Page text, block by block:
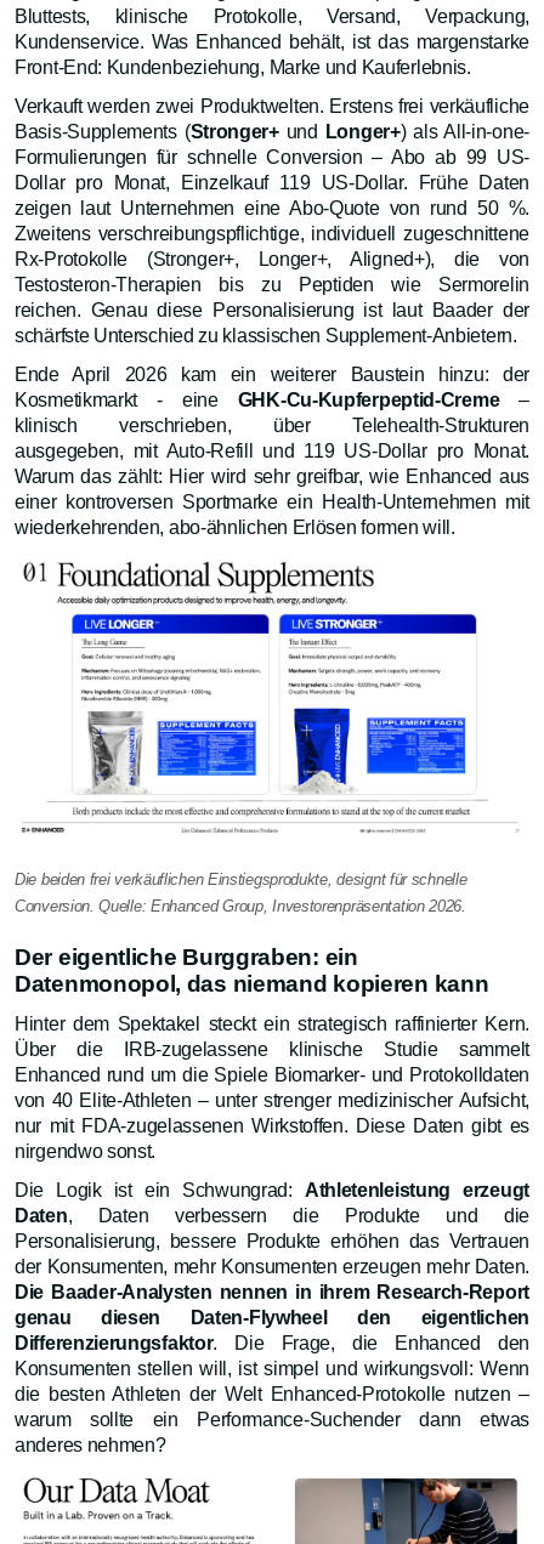
Bluttests, klinische Protokolle, Versand, Verpackung,
Kundenservice. Was Enhanced behält, ist das margenstarke
Front-End: Kundenbeziehung, Marke und Kauferlebnis.
Verkauft werden zwei Produktwelten. Erstens frei verkäufliche
Basis-Supplements (Stronger+und Longer+) als All-in-one-
Formulierungen für schnelle Conversion – Abo ab 99 US-
Dollar pro Monat, Einzelkauf 119 US-Dollar. Frühe Daten
zeigen laut Unternehmen eine Abo-Quote von rund 50 %.
Zweitens verschreibungspflichtige, individuell zugeschnittene
Rx-Protokolle (Stronger+, Longer+, Aligned+), die von
Testosteron-Therapien bis zu Peptiden wie Sermorelin
reichen. Genau diese Personalisierung ist laut Baader der
schärfste Unterschied zu klassischen Supplement-Anbietern.
Ende April 2026 kam ein weiterer Baustein hinzu: der
Kosmetikmarkt - eine GHK-Cu-Kupferpeptid-Creme–
klinisch verschrieben, über Telehealth-Strukturen
ausgegeben, mit Auto-Refill und 119 US-Dollar pro Monat.
Warum das zählt: Hier wird sehr greifbar, wie Enhanced aus
einer kontroversen Sportmarke ein Health-Unternehmen mit
wiederkehrenden, abo-ähnlichen Erlösen formen will.
Die beiden frei verkäuflichen Einstiegsprodukte, designt für schnelle
Conversion. Quelle: Enhanced Group, Investorenpräsentation 2026.
Der eigentliche Burggraben: ein
Datenmonopol, das niemand kopieren kann
Hinter dem Spektakel steckt ein strategisch raffinierter Kern.
Über die IRB-zugelassene klinische Studie sammelt
Enhanced rund um die Spiele Biomarker- und Protokolldaten
von 40 Elite-Athleten – unter strenger medizinischer Aufsicht,
nur mit FDA-zugelassenen Wirkstoffen. Diese Daten gibt es
nirgendwo sonst.
Die Logik ist ein Schwungrad: Athletenleistung erzeugt
Daten, Daten verbessern die Produkte und die
Personalisierung, bessere Produkte erhöhen das Vertrauen
der Konsumenten, mehr Konsumenten erzeugen mehr Daten.
Die Baader-Analysten nennen in ihrem Research-Report
genau diesen Daten-Flywheel den eigentlichen
Differenzierungsfaktor. Die Frage, die Enhanced den
Konsumenten stellen will, ist simpel und wirkungsvoll: Wenn
die besten Athleten der Welt Enhanced-Protokolle nutzen –
warum sollte ein Performance-Suchender dann etwas
anderes nehmen?